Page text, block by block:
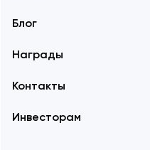
Блог
Награды
Контакты
Инвесторам